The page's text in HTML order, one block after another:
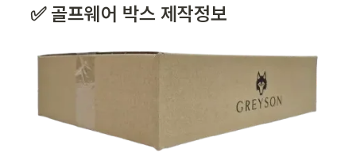
✅ 골프웨어 박스 제작정보